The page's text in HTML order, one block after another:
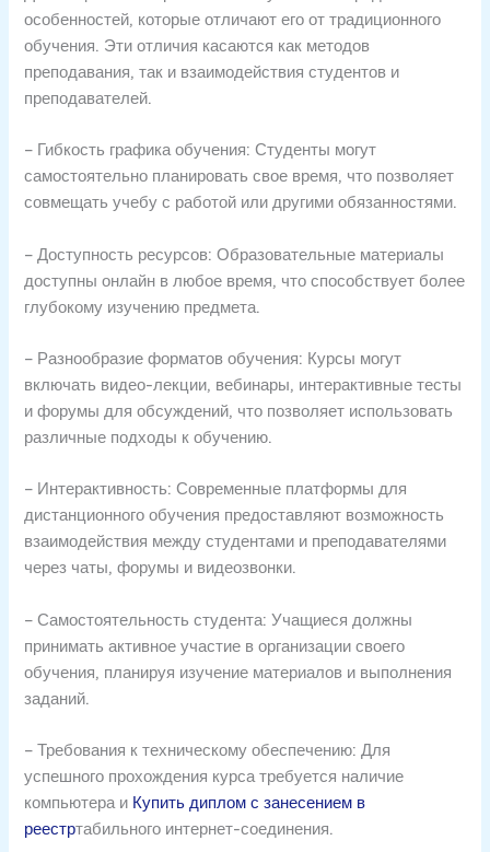
особенностей, которые отличают его от традиционного
обучения. Эти отличия касаются как методов
преподавания, так и взаимодействия студентов и
преподавателей.
– Гибкость графика обучения: Студенты могут
самостоятельно планировать свое время, что позволяет
совмещать учебу с работой или другими обязанностями.
– Доступность ресурсов: Образовательные материалы
доступны онлайн в любое время, что способствует более
глубокому изучению предмета.
– Разнообразие форматов обучения: Курсы могут
включать видео-лекции, вебинары, интерактивные тесты
и форумы для обсуждений, что позволяет использовать
различные подходы к обучению.
– Интерактивность: Современные платформы для
дистанционного обучения предоставляют возможность
взаимодействия между студентами и преподавателями
через чаты, форумы и видеозвонки.
– Самостоятельность студента: Учащиеся должны
принимать активное участие в организации своего
обучения, планируя изучение материалов и выполнения
заданий.
– Требования к техническому обеспечению: Для
успешного прохождения курса требуется наличие
компьютера и Купить диплом с занесением в
реестртабильного интернет-соединения.